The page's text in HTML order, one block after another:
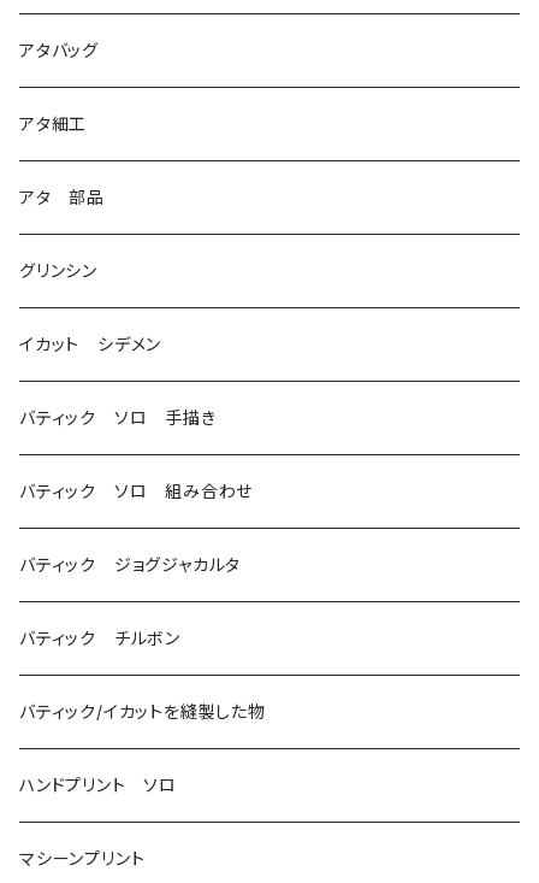
1
2
3
アタバッグ
アタ細工
アタ 部品
グリンシン
イカット シデメン
バティック ソロ 手描き
バティック ソロ 組み合わせ
バティック ジョグジャカルタ
バティック チルボン
バティック/イカットを縫製した物
ハンドプリント ソロ
マシーンプリント